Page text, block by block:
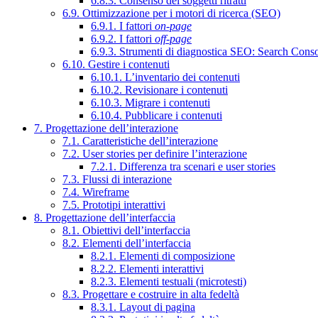
6.9. Ottimizzazione per i motori di ricerca (SEO)
6.9.1. I fattori on-page
6.9.2. I fattori off-page
6.9.3. Strumenti di diagnostica SEO: Search
6.10. Gestire i contenuti
6.10.1. L’inventario dei contenuti
6.10.2. Revisionare i contenuti
6.10.3. Migrare i contenuti
6.10.4. Pubblicare i contenuti
7. Progettazione dell’interazione
7.1. Caratteristiche dell’interazione
7.2. User stories per definire l’interazione
7.2.1. Differenza tra scenari e user stories
7.3. Flussi di interazione
7.4. Wireframe
7.5. Prototipi interattivi
8. Progettazione dell’interfaccia
8.1. Obiettivi dell’interfaccia
8.2. Elementi dell’interfaccia
8.2.1. Elementi di composizione
8.2.2. Elementi interattivi
8.2.3. Elementi testuali (microtesti)
8.3. Progettare e costruire in alta fedeltà
8.3.1. Layout di pagina